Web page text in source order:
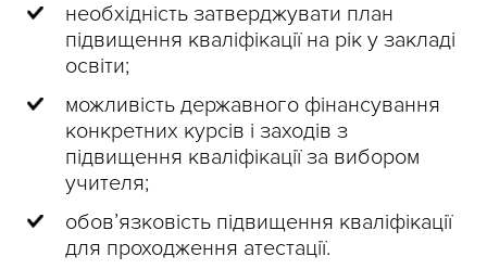
необхідність затверджувати план
підвищення кваліфікації на рік у закладі
освіти;
можливість державного фінансування
конкретних курсів і заходів з
підвищення кваліфікації за вибором
учителя;
обов’язковість підвищення кваліфікації
для проходження атестації.